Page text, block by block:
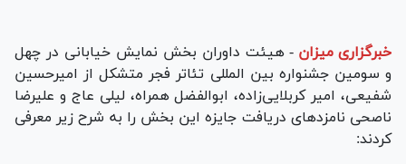
خبرگزاری میزان - هیئت داوران بخش نمایش خیابانی در چهل
و سومین جشنواره بین المللی تئاتر فجر متشکل از امیرحسین
شفیعی، امیر کربلایی‌زاده، ابوالفضل همراه، لیلی عاج و علیرضا
ناصحی نامزد‌های دریافت جایزه این بخش را به شرح زیر معرفی
کردند: